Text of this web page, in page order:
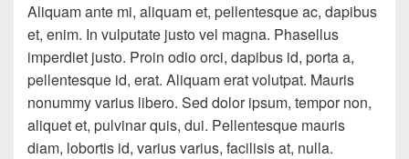
Aliquam ante mi, aliquam et, pellentesque ac, dapibus
et, enim. In vulputate justo vel magna. Phasellus
imperdiet justo. Proin odio orci, dapibus id, porta a,
pellentesque id, erat. Aliquam erat volutpat. Mauris
nonummy varius libero. Sed dolor ipsum, tempor non,
aliquet et, pulvinar quis, dui. Pellentesque mauris
diam, lobortis id, varius varius, facilisis at, nulla.